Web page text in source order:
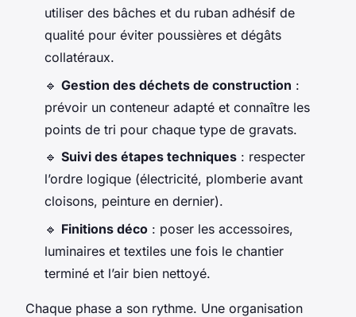
utiliser des bâches et du ruban adhésif de
qualité pour éviter poussières et dégâts
collatéraux.
🔹 Gestion des déchets de construction :
prévoir un conteneur adapté et connaître les
points de tri pour chaque type de gravats.
🔹 Suivi des étapes techniques : respecter
l’ordre logique (électricité, plomberie avant
cloisons, peinture en dernier).
🔹 Finitions déco : poser les accessoires,
luminaires et textiles une fois le chantier
terminé et l’air bien nettoyé.
Chaque phase a son rythme. Une organisation